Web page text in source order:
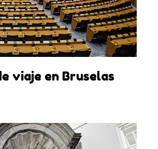
viaje en Bruselas